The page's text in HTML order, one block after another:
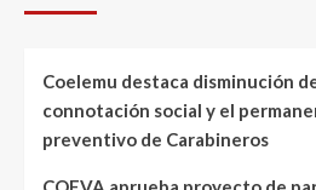
Coelemu destaca disminución
connotación social y el
preventivo de Carabineros